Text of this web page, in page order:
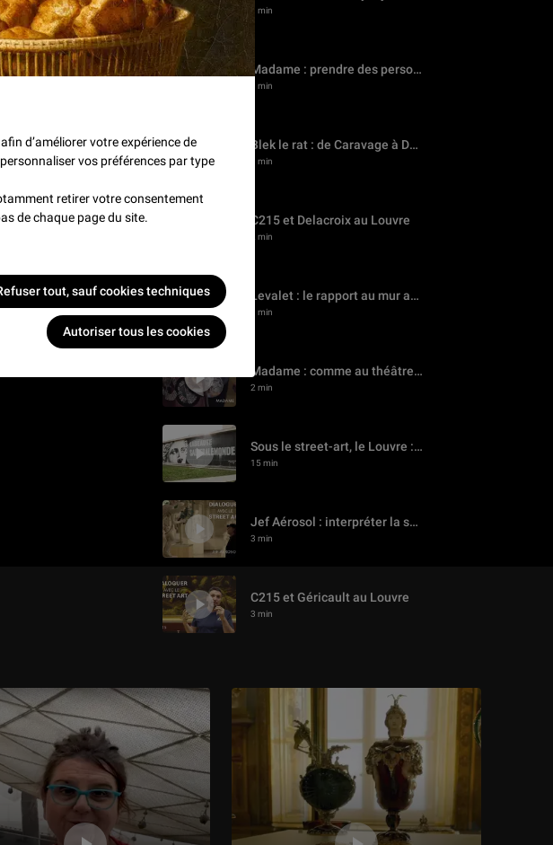
d’améliorer votre expérience de
vos préférences par type
retirer votre consentement
de chaque page du site.
tout, sauf cookies techniques
Autoriser tous les cookies
3 min
Madame : prendre des personnages sur le vif au Louvre
3 min
Blek le rat : de Caravage à David au Louvre
3 min
C215 et Delacroix au Louvre
2 min
Levalet : le rapport au mur au Louvre
3 min
Madame : comme au théâtre au Louvre
2 min
Sous le street-art, le Louvre : 1968-2018
15 min
Jef Aérosol : interpréter la sculpture au Louvre
3 min
C215 et Géricault au Louvre
3 min